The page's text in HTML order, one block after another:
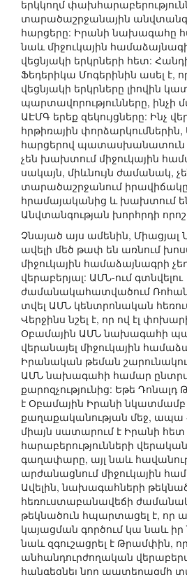
երկկողմ
տարածաշրջանային
հարցերը: Իրանի նախագահը
նաև միջուկային
վեցնյակի երկրների հետ:
Ֆեդերիկա Մոգերինին ասել է,
վեցնյակի երկրները լիովին
պարտավորությունները, ինչի
ԱԷՄԳ երեք զեկույցները: Ինչ
հրթիռային
հարցերով պատասխանատուն
չեն խախտում միջուկային
սակայն, միևնույն ժամանակ,
տարածաշրջանում իրավիճակը
հրամայականից և խախտում
Անվտանգության խորհրդի
Չնայած այս ամենին, Միացյալ
ավելի մեծ թափ են առնում
միջուկային համաձայնագրի
վերաբերյալ: ԱՄՆ-ում գտնվելու
ժամանակահատվածում
տվել ԱՄՆ կենտրոնական
Վերջինս նշել է, որ ով էլ
Օբամային ԱՄՆ նախագահի
վերանայել միջուկային
Իրանական թեման
ԱՄՆ նախագահի համար
քարոզչությունից: Եթե
է Օբամային Իրանի նկատմամբ
քաղաքականության մեջ, ապա
միայն սատարում է Իրանի հետ
հարաբերությունների
գաղափարը, այլ նաև
արժանացնում միջուկային
Ավելին, նախագահների
հեռուստաբանավեճի
թեկնածուն հպարտացել է, որ
կայացման գործում կա նաև իր
նաև զգուշացրել է Թրամփին,
անհանդուրժողական
հանգեցնել նոր պատերազմի